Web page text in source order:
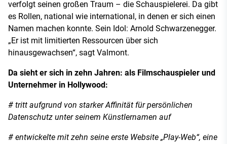
verfolgt seinen großen Traum – die Schauspielerei. Da gibt
es Rollen, national wie international, in denen er sich einen
Namen machen konnte. Sein Idol: Arnold Schwarzenegger.
„Er ist mit limitierten Ressourcen über sich
hinausgewachsen“, sagt Valmont.
Da sieht er sich in zehn Jahren: als Filmschauspieler und
Unternehmer in Hollywood:
# tritt aufgrund von starker Affinität für persönlichen
Datenschutz unter seinem Künstlernamen auf
# entwickelte mit zehn seine erste Website „Play-Web“, eine